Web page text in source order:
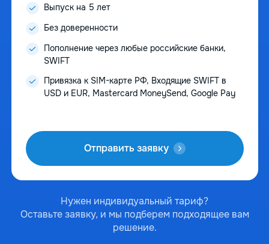
Выпуск на 5 лет
Без доверенности
Пополнение через любые российские банки,
SWIFT
Привязка к SIM-карте РФ, Входящие SWIFT в
USD и EUR, Mastercard MoneySend, Google Pay
Отправить заявку
Нужен индивидуальный тариф?
Оставьте заявку, и мы подберем подходящее вам
решение.